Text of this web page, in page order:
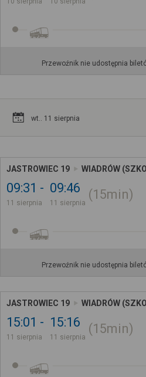
Przewoźnik nie udostępnia
wt.. 11 sierpnia
JASTROWIEC 19 WIADRÓW
09:31
11 sierpnia
09:46
11 sierpnia
15min
Przewoźnik nie udostępnia
JASTROWIEC 19 WIADRÓW
15:01
11 sierpnia
15:16
11 sierpnia
15min